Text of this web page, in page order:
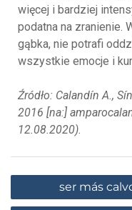
więcej i bardziej
podatna na zranienie.
gąbka, nie potrafi
wszystkie emocje i
Źródło: Calandín A.,
2016 [na:]
12.08.2020).
ser más